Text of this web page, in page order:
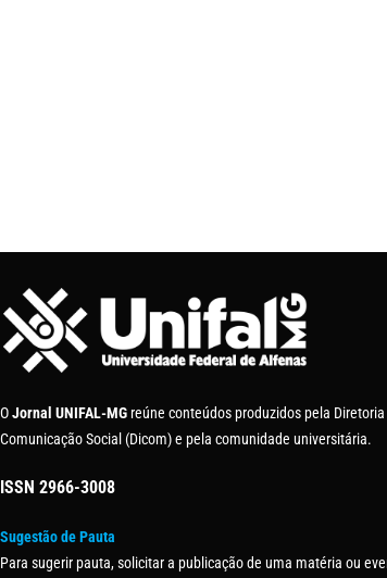
OJornal UNIFAL-MG reúne conteúdos produzidos pela Diretoria
Comunicação Social (Dicom) e pela comunidade universitária.
ISSN 2966-3008
Sugestão de Pauta
Para sugerir pauta, solicitar a publicação de uma matéria ou